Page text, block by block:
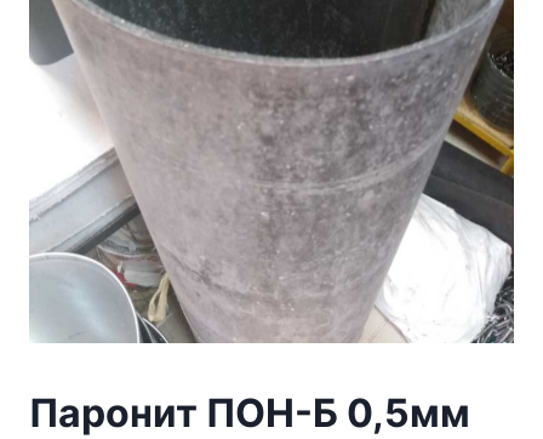
Паронит ПОН-Б 0,5мм